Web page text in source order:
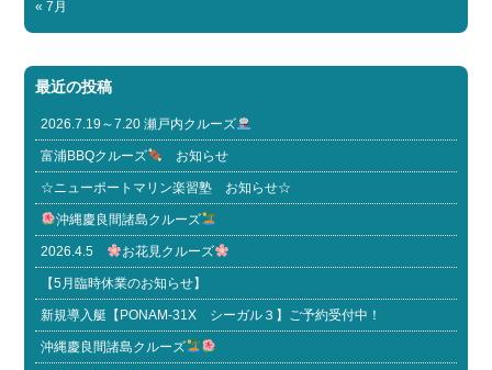
« 7月
最近の投稿
2026.7.19～7.20 瀬戸内クルーズ
富浦BBQクルーズ お知らせ
☆ニューポートマリン楽習塾 お知らせ☆
沖縄慶良間諸島クルーズ
2026.4.5 お花見クルーズ
【5月臨時休業のお知らせ】
新規導入艇【PONAM-31X シーガル３】ご予約受付中！
沖縄慶良間諸島クルーズ